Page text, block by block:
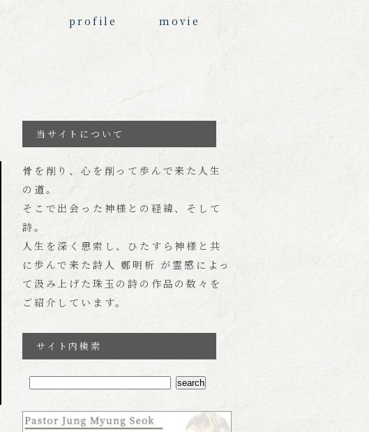
movie
profile
当サイトについて
骨を削り、心を削って歩んで来た人生
の道。
そこで出会った神様との経緯、そして
詩。
人生を深く思索し、ひたすら神様と共
に歩んで来た詩人 鄭明析 が霊感によっ
て汲み上げた珠玉の詩の作品の数々を
ご紹介しています。
サイト内検索